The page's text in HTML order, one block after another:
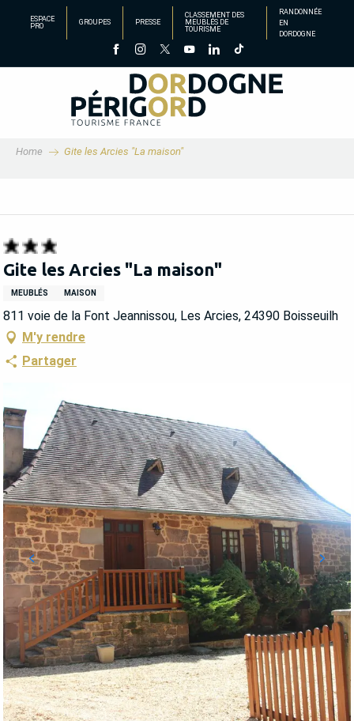
principal
ESPACE
PRO
GROUPES PRESSE
CLASSEMENT DES
MEUBLÉS DE
TOURISME
RANDONNÉE
EN
DORDOGNE
Home Gite les Arcies "La maison"
Gite les Arcies "La maison"
MEUBLÉS MAISON
811 voie de la Font Jeannissou, Les Arcies, 24390 Boisseuilh
M'y rendre
Partager